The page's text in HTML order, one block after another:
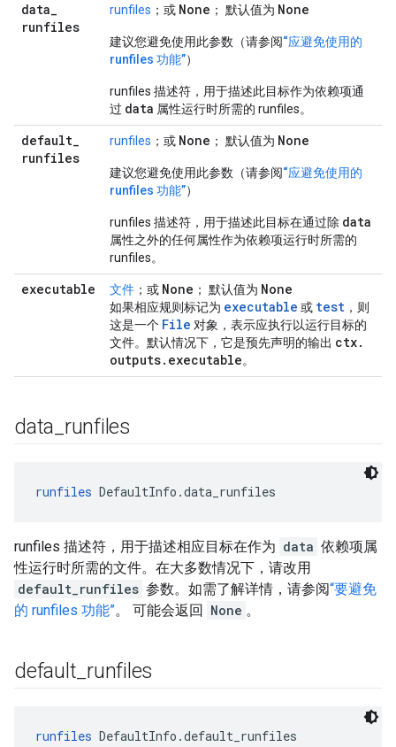
data_
runfiles
runfiles ；或 None ； 默认值为 None
建议您避免使用此参数（请参阅“应避免使用的
runfiles 功能”）
runfiles 描述符，用于描述此目标作为依赖项通
过 data 属性运行时所需的 runfiles。
default_
runfiles
runfiles ；或 None ； 默认值为 None
建议您避免使用此参数（请参阅“应避免使用的
runfiles 功能”）
runfiles 描述符，用于描述此目标在通过除 data
属性之外的任何属性作为依赖项运行时所需的
runfiles。
executable 文件 ；或 None ； 默认值为 None
如果相应规则标记为 executable 或 test ，则
这是一个 File 对象，表示应执行以运行目标的
文件。默认情况下，它是预先声明的输出 ctx.
outputs. executable。
data runfiles
runfiles DefaultInfo.data_runfiles
runfiles 描述符，用于描述相应目标在作为 data 依赖项属
性运行时所需的文件。在大多数情况下，请改用
default_runfiles 参数。如需了解详情，请参阅“要避免
的 runfiles 功能”。 可能会返回 None 。
default runfiles
runfiles DefaultInfo.default_runfiles